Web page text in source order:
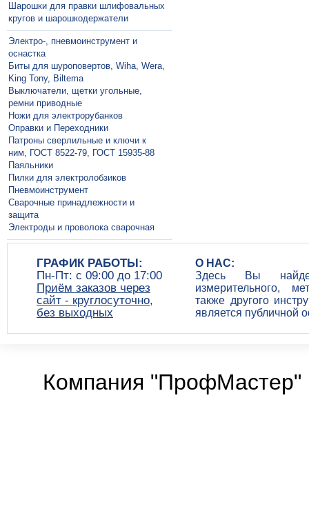
Шарошки для правки шлифовальных
кругов и шарошкодержатели
Электро-, пневмоинструмент и
оснастка
Биты для шуроповертов, Wiha, Wera,
King Tony, Biltema
Выключатели, щетки угольные,
ремни приводные
Ножи для электрорубанков
Оправки и Переходники
Патроны сверлильные и ключи к
ним, ГОСТ 8522-79, ГОСТ 15935-88
Паяльники
Пилки для электролобзиков
Пневмоинструмент
Сварочные принадлежности и
защита
Электроды и проволока сварочная
ГРАФИК РАБОТЫ:
Пн-Пт: c 09:00 до 17:00
Приём заказов через
сайт - круглосуточно,
без выходных
О НАС:
Здесь Вы
измерительного,
также другого
является публичной
Компания "ПрофМастер"